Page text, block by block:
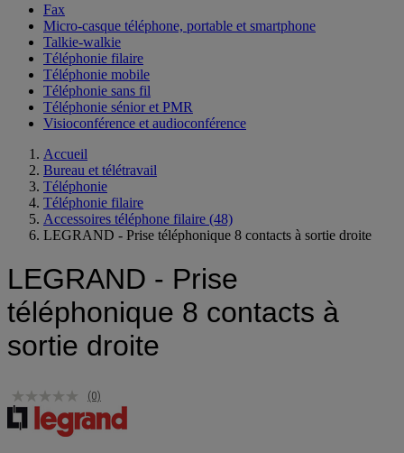
Fax
Micro-casque téléphone, portable et smartphone
Talkie-walkie
Téléphonie filaire
Téléphonie mobile
Téléphonie sans fil
Téléphonie sénior et PMR
Visioconférence et audioconférence
Accueil
Bureau et télétravail
Téléphonie
Téléphonie filaire
Accessoires téléphone filaire (48)
LEGRAND - Prise téléphonique 8 contacts à sortie droite
LEGRAND - Prise
téléphonique 8 contacts à
sortie droite
(0)